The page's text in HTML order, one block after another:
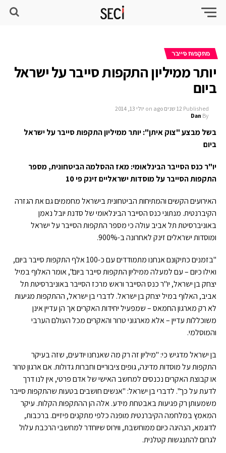
מתקפות סייבר
יותר ממיליון התקפות סייבר על ישראל
ביום
Published 12 שנים ago on יולי 13, 2014
By
Dan
בשל מבצע "צוק איתן": יותר ממיליון התקפות סייבר על ישראל
ביום
יו"ר כנס הסייבר הבינלאומי: מאז ההסלמה הביטחונית, מספר
התקפות הסייבר על מוסדות ישראליים זינק פי 10
האירועים הקשים והמתיחות הביטחונית בישראל מחממים גם את הגזרה
הקיברנטית. מנתוני כנס הסייבר הבינלאומי של סדנת יובל נאמן
באוניברסיטת תל אביב עולה כי מספר התקפות הסייבר על ישראל
ומוסדות ישראלים זינק לאחרונה ב-900%.
"בזמנים כתיקונם אנחנו מתמודדים עם כ-100 אלף התקפות סייבר ביום,
ואילו כיום – עם למעלה ממיליון התקפות סייבר ביום", אומר האלוף במיל
יצחק בן ישראל, יו"ר כנס הסייבר וראש מרכז הסייבר באוניברסיטת תל
אביב, האלוף במיל יצחק בן ישראל. לדברי בן ישראל, ההתקפות מגיעות
לא רק מארגון החמאס – שמפעיל יחידות האקרים אך הן עדיין אינן
משוכללות עדיין – אלא מארגוני טרור והאקרים מכל העולם הערבי
והמוסלמי.
בן ישראל מדגיש כי: "מיליון זה רק מה שאנחנו יודעים, שזה בעיקר
התקפות על מוסדות מדינה, גופים ציבוריים וחברות גדולות. אם ארגון טרור
או קבוצת האקרים נכנסים למחשב האישי של אדם פרטי, אין לנו דרך
לדעת על כך". לדברי בן ישראל: "אנשים חושבים בטעות שהתקפות סייבר
משמעותן רק פגיעות באבטחת מידע. אלה הן ההתקפות הקלות. עיקר
המאמץ במלחמה הקיברנטית מופנה כלפי מתקנים פיזיים. ברכבות,
לדוגמא, הנהיגה כיום ממוחשבת, ווירוס שיוחדר למחשבי הרכבת עלול
לגרום להתנגשות קטלנית.